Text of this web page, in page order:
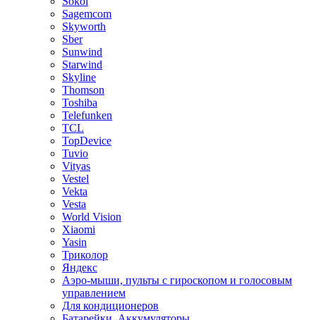
Sagemcom
Skyworth
Sber
Sunwind
Starwind
Skyline
Thomson
Toshiba
Telefunken
TCL
TopDevice
Tuvio
Vityas
Vestel
Vekta
Vesta
World Vision
Xiaomi
Yasin
Триколор
Яндекс
Аэро-мыши, пульты с гироскопом и голосовым
управлением
Для кондиционеров